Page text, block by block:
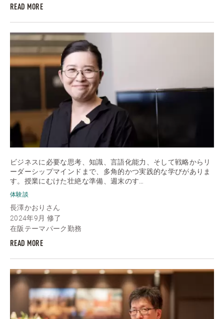
READ MORE
ビジネスに必要な思考、知識、言語化能力、そして戦略からリ
ーダーシップマインドまで、多角的かつ実践的な学びがありま
す。授業にむけた壮絶な準備、週末のす…
体験談
長澤かおりさん
2024年9月 修了
在阪テーマパーク勤務
READ MORE